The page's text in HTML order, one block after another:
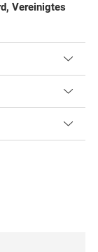
Vereinigtes